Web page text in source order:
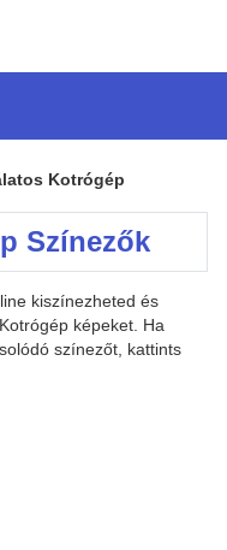
Kotrógép
Színezők
kiszínezheted és
képeket. Ha
színezőt, kattints